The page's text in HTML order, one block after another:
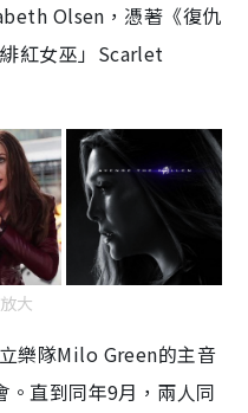
Olsen，憑著《復仇
紅女巫」Scarlet
大
樂隊Milo Green的主音
直到同年9月，兩人同